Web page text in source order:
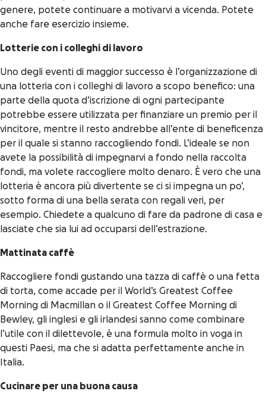
genere, potete continuare a motivarvi a vicenda. Potete
anche fare esercizio insieme.
Lotterie con i colleghi di lavoro
Uno degli eventi di maggior successo è l’organizzazione di
una lotteria con i colleghi di lavoro a scopo benefico: una
parte della quota d’iscrizione di ogni partecipante
potrebbe essere utilizzata per finanziare un premio per il
vincitore, mentre il resto andrebbe all’ente di beneficenza
per il quale si stanno raccogliendo fondi. L’ideale se non
avete la possibilità di impegnarvi a fondo nella raccolta
fondi, ma volete raccogliere molto denaro. È vero che una
lotteria è ancora più divertente se ci si impegna un po’,
sotto forma di una bella serata con regali veri, per
esempio. Chiedete a qualcuno di fare da padrone di casa e
lasciate che sia lui ad occuparsi dell’estrazione.
Mattinata caffè
Raccogliere fondi gustando una tazza di caffè o una fetta
di torta, come accade per il World’s Greatest Coffee
Morning di Macmillan o il Greatest Coffee Morning di
Bewley, gli inglesi e gli irlandesi sanno come combinare
l’utile con il dilettevole, è una formula molto in voga in
questi Paesi, ma che si adatta perfettamente anche in
Italia.
Cucinare per una buona causa